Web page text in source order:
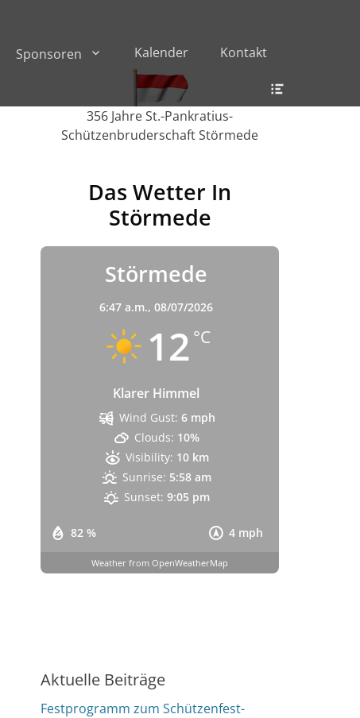
Sponsoren Kalender Kontakt
356 Jahre St.-Pankratius-
Schützenbruderschaft Störmede
Das Wetter In
Störmede
Störmede
6:47 a.m., 08/07/2026
12 °C
Klarer Himmel
82 % 4 mph
Wind Gust: 6 mph
Clouds: 10%
Visibility: 10 km
Sunrise: 5:58 am
Sunset: 9:05 pm
Weather from OpenWeatherMap
Aktuelle Beiträge
Festprogramm zum Schützenfest-